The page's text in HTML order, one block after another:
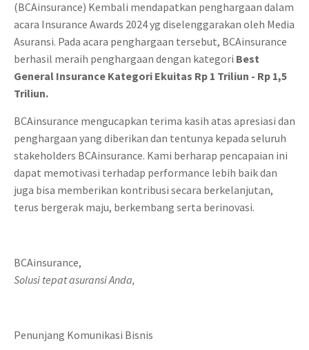
(BCAinsurance) Kembali mendapatkan penghargaan dalam
acara Insurance Awards 2024 yg diselenggarakan oleh Media
Asuransi. Pada acara penghargaan tersebut, BCAinsurance
berhasil meraih penghargaan dengan kategori Best
General Insurance Kategori Ekuitas Rp 1 Triliun - Rp 1,5
Triliun.
BCAinsurance mengucapkan terima kasih atas apresiasi dan
penghargaan yang diberikan dan tentunya kepada seluruh
stakeholders BCAinsurance. Kami berharap pencapaian ini
dapat memotivasi terhadap performance lebih baik dan
juga bisa memberikan kontribusi secara berkelanjutan,
terus bergerak maju, berkembang serta berinovasi.
BCAinsurance,
Solusi tepat asuransi Anda,
Penunjang Komunikasi Bisnis